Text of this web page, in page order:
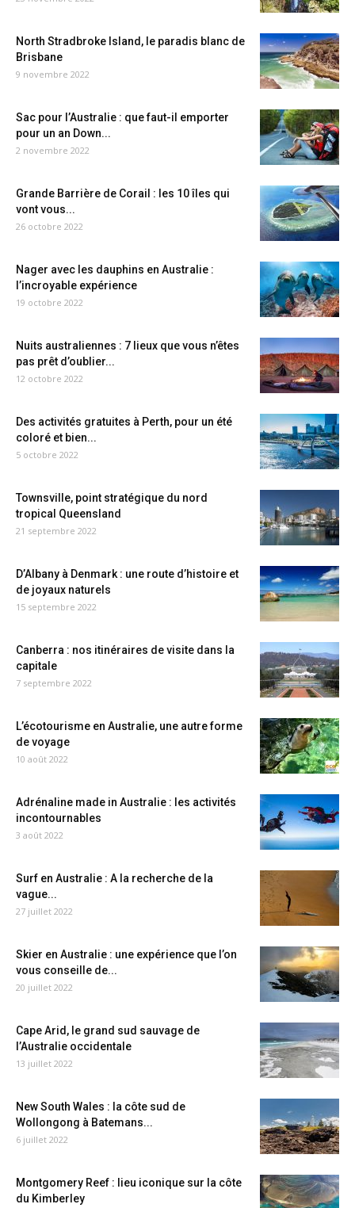
North Stradbroke Island, le paradis blanc de
Brisbane
9 novembre 2022
Sac pour l’Australie : que faut-il emporter
pour un an Down...
2 novembre 2022
Grande Barrière de Corail : les 10 îles qui
vont vous...
26 octobre 2022
Nager avec les dauphins en Australie :
l’incroyable expérience
19 octobre 2022
Nuits australiennes : 7 lieux que vous n’êtes
pas prêt d’oublier...
12 octobre 2022
Des activités gratuites à Perth, pour un été
coloré et bien...
5 octobre 2022
Townsville, point stratégique du nord
tropical Queensland
21 septembre 2022
D’Albany à Denmark : une route d’histoire et
de joyaux naturels
15 septembre 2022
Canberra : nos itinéraires de visite dans la
capitale
7 septembre 2022
L’écotourisme en Australie, une autre forme
de voyage
10 août 2022
Adrénaline made in Australie : les activités
incontournables
3 août 2022
Surf en Australie : A la recherche de la
vague...
27 juillet 2022
Skier en Australie : une expérience que l’on
vous conseille de...
20 juillet 2022
Cape Arid, le grand sud sauvage de
l’Australie occidentale
13 juillet 2022
New South Wales : la côte sud de
Wollongong à Batemans...
6 juillet 2022
Montgomery Reef : lieu iconique sur la côte
du Kimberley